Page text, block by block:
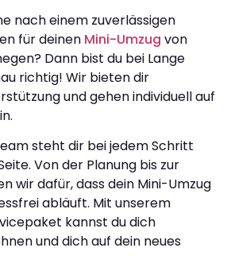
nach einem zuverlässigen
für deinen Mini-Umzug von
Dann bist du bei Lange
richtig! Wir bieten dir
und gehen individuell auf
steht dir bei jedem Schritt
Von der Planung bis zur
wir dafür, dass dein Mini-Umzug
abläuft. Mit unserem
kannst du dich
und dich auf dein neues